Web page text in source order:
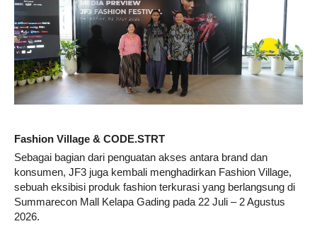
Fashion Village & CODE.STRT
Sebagai bagian dari penguatan akses antara brand dan
konsumen, JF3 juga kembali menghadirkan Fashion Village,
sebuah eksibisi produk fashion terkurasi yang berlangsung di
Summarecon Mall Kelapa Gading pada 22 Juli – 2 Agustus
2026.